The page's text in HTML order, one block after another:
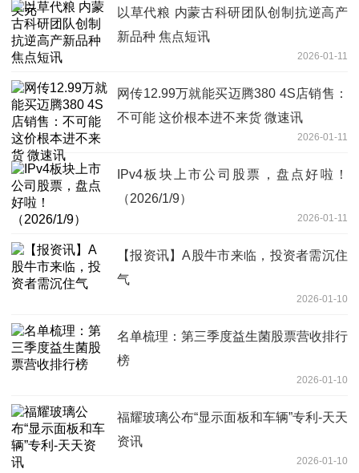
以草代粮 内蒙古科研团队创制抗逆高产
新品种 焦点短讯
2026-01-11
网传12.99万就能买迈腾380 4S店销售：
不可能 这价根本进不来货 微速讯
2026-01-11
IPv4板块上市公司股票，盘点好啦！
（2026/1/9）
2026-01-11
【报资讯】A股牛市来临，投资者需沉住
气
2026-01-10
名单梳理：第三季度益生菌股票营收排行
榜
2026-01-10
福耀玻璃公布“显示面板和车辆”专利-天天
资讯
2026-01-10